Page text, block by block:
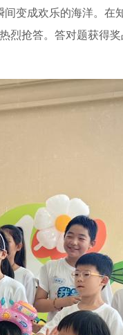
变成欢乐的海洋。在
烈抢答。答对题获得